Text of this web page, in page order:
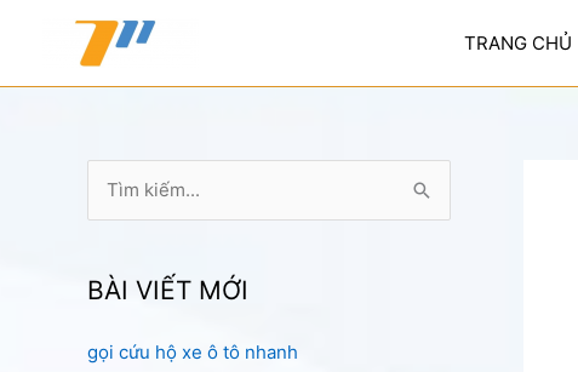
TRANG CHỦ
k
ế
BÀI VIẾT MỚI
gọi cứu hộ xe ô tô nhanh